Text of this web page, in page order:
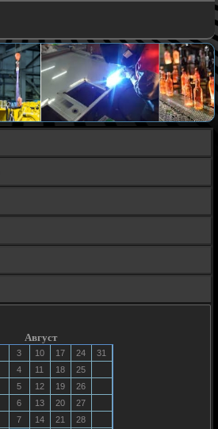
Август
3 10 17 24
31
4 11 18
25
5 12 19
26
6 13 20
27
7 14 21
28